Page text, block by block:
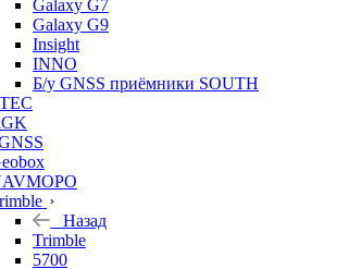
Galaxy G7
Galaxy G9
Insight
INNO
Б/у GNSS приёмники SOUTH
Назад
Trimble
5700